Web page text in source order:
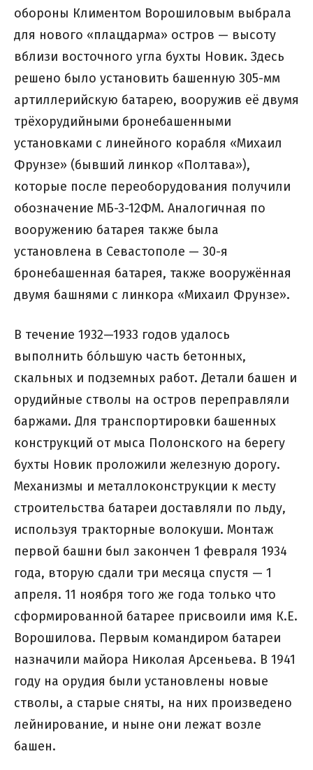
обороны Климентом Ворошиловым выбрала
для нового «плацдарма» остров — высоту
вблизи восточного угла бухты Новик. Здесь
решено было установить башенную 305-мм
артиллерийскую батарею, вооружив её двумя
трёхорудийными бронебашенными
установками с линейного корабля «Михаил
Фрунзе» (бывший линкор «Полтава»),
которые после переоборудования получили
обозначение МБ-3-12ФМ. Аналогичная по
вооружению батарея также была
установлена в Севастополе — 30-я
бронебашенная батарея, также вооружённая
двумя башнями с линкора «Михаил Фрунзе».
В течение 1932—1933 годов удалось
выполнить бо́льшую часть бетонных,
скальных и подземных работ. Детали башен и
орудийные стволы на остров переправляли
баржами. Для транспортировки башенных
конструкций от мыса Полонского на берегу
бухты Новик проложили железную дорогу.
Механизмы и металлоконструкции к месту
строительства батареи доставляли по льду,
используя тракторные волокуши. Монтаж
первой башни был закончен 1 февраля 1934
года, вторую сдали три месяца спустя — 1
апреля. 11 ноября того же года только что
сформированной батарее присвоили имя К.Е.
Ворошилова. Первым командиром батареи
назначили майора Николая Арсеньева. В 1941
году на орудия были установлены новые
стволы, а старые сняты, на них произведено
лейнирование, и ныне они лежат возле
башен.